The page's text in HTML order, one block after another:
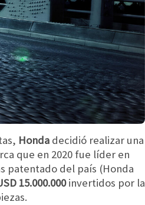
Honda decidió realizar una
que en 2020 fue líder en
patentado del país (Honda
15.000.000invertidos por la